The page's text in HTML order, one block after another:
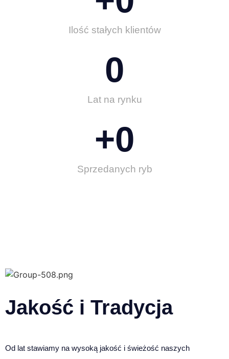
Ilość stałych klientów
Lat na rynku
0
Sprzedanych ryb
+0
Jakość i Tradycja
Od lat stawiamy na wysoką jakość i świeżość naszych